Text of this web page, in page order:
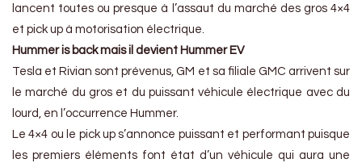
lancent toutes ou presque à l’assaut du marché des gros 4×4
et pick up à motorisation électrique.
Hummer is back mais il devient Hummer EV
Tesla et Rivian sont prévenus, GM et sa filiale GMC arrivent sur
le marché du gros et du puissant véhicule électrique avec du
lourd, en l’occurrence Hummer.
Le 4×4 ou le pick up s’annonce puissant et performant puisque
les premiers éléments font état d’un véhicule qui aura une